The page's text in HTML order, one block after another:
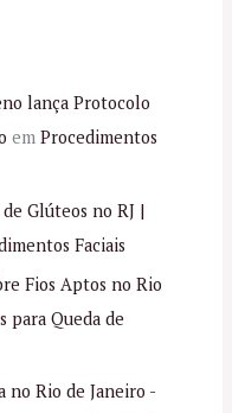
lança Protocolo
em Procedimentos
Glúteos no RJ |
Faciais
Fios Aptos no Rio
para Queda de
no Rio de Janeiro -